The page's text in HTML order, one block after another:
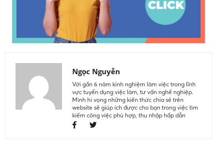
Ngọc Nguyễn
Với gần 6 năm kinh nghiệm làm việc trong lĩnh
vực tuyển dụng việc làm, tư vấn nghề nghiệp.
Mình hi vọng những kiến thức chia sẻ trên
website sẽ giúp ích được cho bạn trong việc tìm
kiếm công việc phù hợp, thu nhập hấp dẫn